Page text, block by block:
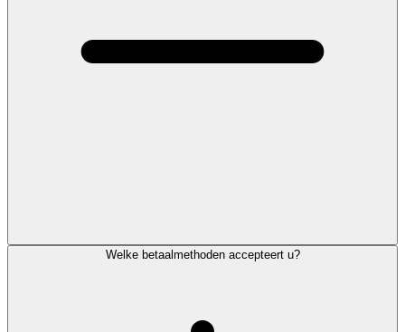
Welke betaalmethoden accepteert u?